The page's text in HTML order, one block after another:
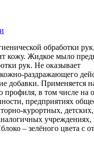
обработки
кожу. Жидкое мыло
рук. Не оказывает
раздражающего
добавки. Применяется
профиля, в том числе на
предприятиях
курортных,
учреждениях,
– зелёного цвета с